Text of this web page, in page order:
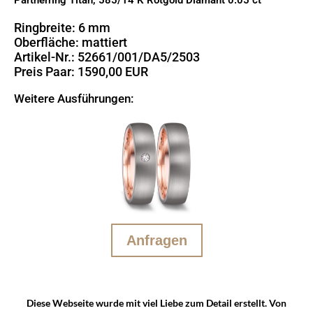
Ringbreite: 6 mm
Oberfläche: mattiert
Artikel-Nr.: 52661/001/DA5/2503
Preis Paar: 1590,00 EUR
Weitere Ausführungen:
Anfragen
Diese Webseite wurde mit viel Liebe zum Detail erstellt. Von